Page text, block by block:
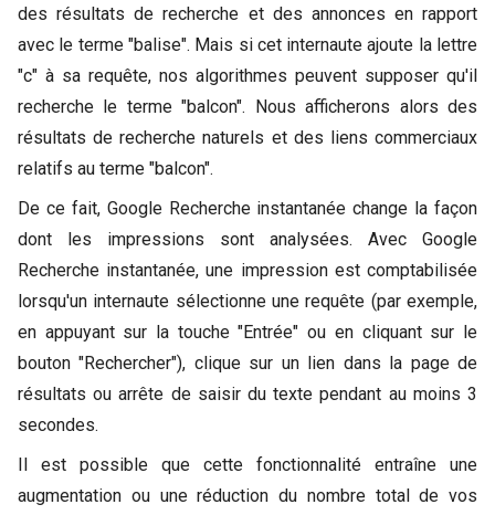
des résultats de recherche et des annonces en rapport
avec le terme "balise". Mais si cet internaute ajoute la lettre
"c" à sa requête, nos algorithmes peuvent supposer qu'il
recherche le terme "balcon". Nous afficherons alors des
résultats de recherche naturels et des liens commerciaux
relatifs au terme "balcon".
De ce fait, Google Recherche instantanée change la façon
dont les impressions sont analysées. Avec Google
Recherche instantanée, une impression est comptabilisée
lorsqu'un internaute sélectionne une requête (par exemple,
en appuyant sur la touche "Entrée" ou en cliquant sur le
bouton "Rechercher"), clique sur un lien dans la page de
résultats ou arrête de saisir du texte pendant au moins 3
secondes.
Il est possible que cette fonctionnalité entraîne une
augmentation ou une réduction du nombre total de vos